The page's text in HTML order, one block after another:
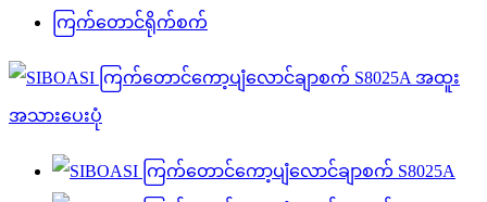
ကြက်တောင်ရိုက်စက်